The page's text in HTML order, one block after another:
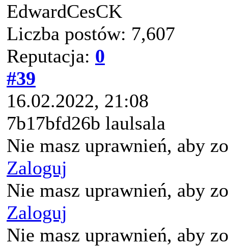
EdwardCesCK
Liczba postów: 7,607
Reputacja: 0
#39
16.02.2022, 21:08
7b17bfd26b laulsala
Nie masz uprawnień, aby
Zaloguj
Nie masz uprawnień, aby
Zaloguj
Nie masz uprawnień, aby